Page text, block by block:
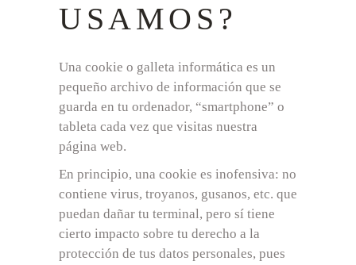
USAMOS?
Una cookie o galleta informática es un
pequeño archivo de información que se
guarda en tu ordenador, “smartphone” o
tableta cada vez que visitas nuestra
página web.
En principio, una cookie es inofensiva: no
contiene virus, troyanos, gusanos, etc. que
puedan dañar tu terminal, pero sí tiene
cierto impacto sobre tu derecho a la
protección de tus datos personales, pues